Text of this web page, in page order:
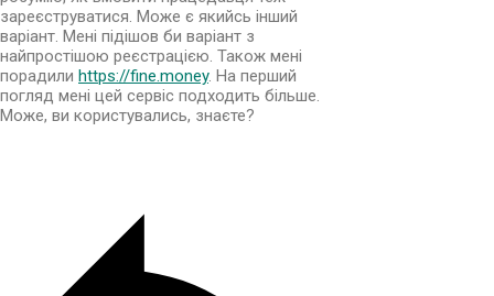
зареєструватися. Може є якийсь інший
варіант. Мені підішов би варіант з
найпростішою реєстрацією. Також мені
порадили https://fine.money. На перший
погляд мені цей сервіс подходить більше.
Може, ви користувались, знаєте?